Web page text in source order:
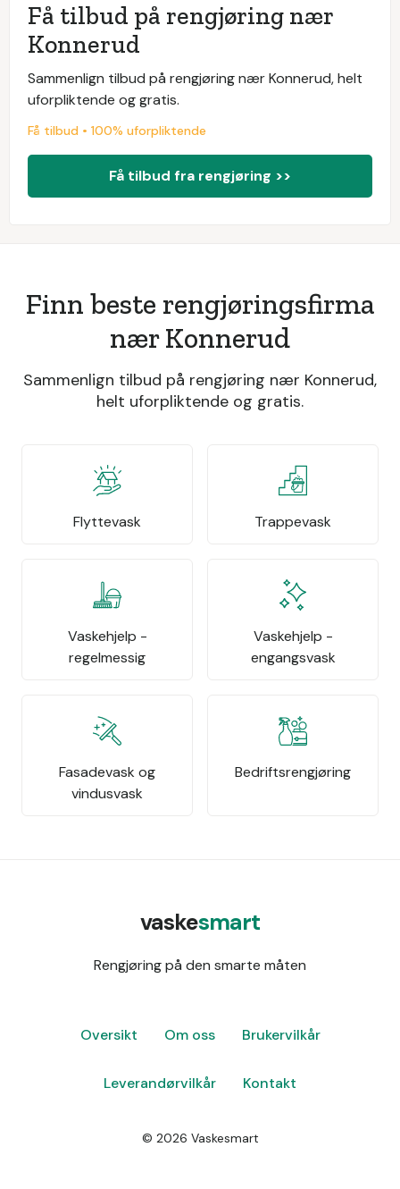
Få tilbud på rengjøring nær
Konnerud
Sammenlign tilbud på rengjøring nær Konnerud, helt
uforpliktende og gratis.
Få tilbud • 100% uforpliktende
Få tilbud fra rengjøring >>
Finn beste rengjøringsfirma
nær Konnerud
Sammenlign tilbud på rengjøring nær Konnerud,
helt uforpliktende og gratis.
Flyttevask Trappevask
Vaskehjelp -
regelmessig
Vaskehjelp -
engangsvask
Fasadevask og
vindusvask
Bedriftsrengjøring
vaskesmart
Rengjøring på den smarte måten
Oversikt Om oss Brukervilkår
Leverandørvilkår Kontakt
© 2026 Vaskesmart